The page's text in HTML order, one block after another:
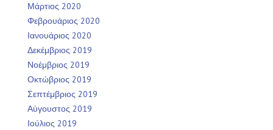
Μάρτιος 2020
Φεβρουάριος 2020
Ιανουάριος 2020
Δεκέμβριος 2019
Νοέμβριος 2019
Οκτώβριος 2019
Σεπτέμβριος 2019
Αύγουστος 2019
Ιούλιος 2019